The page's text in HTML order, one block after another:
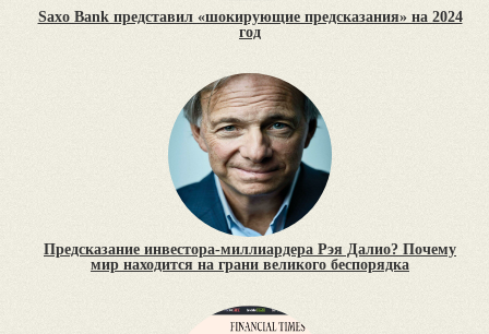
Saxo Bank представил «шокирующие предсказания» на 2024
год
Предсказание инвестора-миллиардера Рэя Далио? Почему
мир находится на грани великого беспорядка